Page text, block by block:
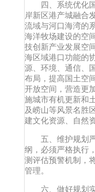
四、系统优化
岸新区港产城融合
流域与河口海湾的
海洋牧场建设的空
技创新产业发展空
海区域港口功能的
源、环境、通信、
布局，提高国土空
开放空间，营造更
施城市有机更新和
及崂山等风景名胜
建文化资源、自然
五、维护规划
纲，必须严格执行
测评估预警机制，
管理。
六、做好规划